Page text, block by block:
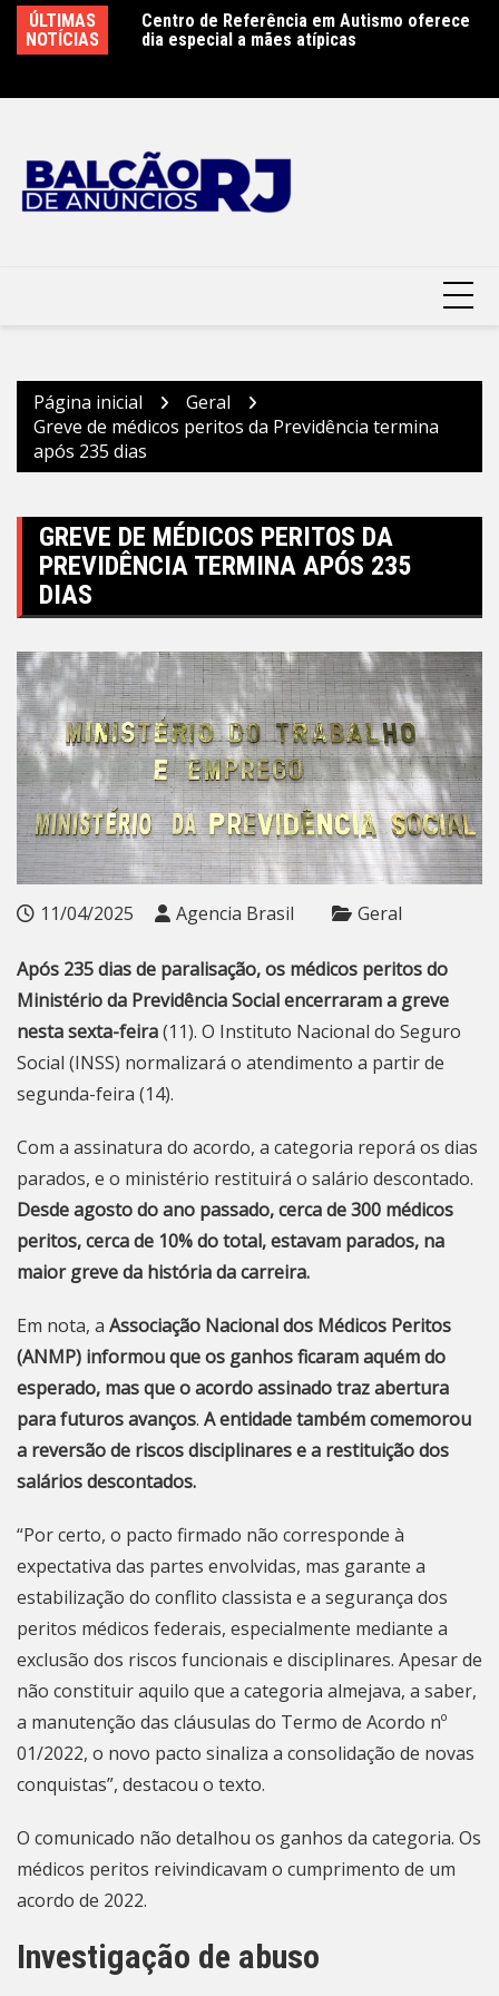
para
ÚLTIMAS
NOTÍCIAS
antecipa
2026 com
e do trabalho
Centro de Referência em Autismo oferece
dia especial a mães atípicas
Página inicial
Geral
Greve de médicos peritos da Previdência termina
após 235 dias
GREVE DE MÉDICOS PERITOS DA
PREVIDÊNCIA TERMINA APÓS 235
DIAS
11/04/2025 Agencia Brasil Geral
Após 235 dias de paralisação, os médicos peritos do
Ministério da Previdência Social encerraram a greve
nesta sexta-feira(11). O Instituto Nacional do Seguro
Social (INSS) normalizará o atendimento a partir de
segunda-feira (14).
Com a assinatura do acordo, a categoria reporá os dias
parados, e o ministério restituirá o salário descontado.
Desde agosto do ano passado, cerca de 300 médicos
peritos, cerca de 10% do total, estavam parados, na
maior greve da história da carreira.
Em nota, a Associação Nacional dos Médicos Peritos
(ANMP) informou que os ganhos ficaram aquém do
esperado, mas que o acordo assinado traz abertura
para futuros avanços. A entidade também comemorou
a reversão de riscos disciplinares e a restituição dos
salários descontados.
“Por certo, o pacto firmado não corresponde à
expectativa das partes envolvidas, mas garante a
estabilização do conflito classista e a segurança dos
peritos médicos federais, especialmente mediante a
exclusão dos riscos funcionais e disciplinares. Apesar de
não constituir aquilo que a categoria almejava, a saber,
a manutenção das cláusulas do Termo de Acordo nº
01/2022, o novo pacto sinaliza a consolidação de novas
conquistas”, destacou o texto.
O comunicado não detalhou os ganhos da categoria. Os
médicos peritos reivindicavam o cumprimento de um
acordo de 2022.
Investigação de abuso